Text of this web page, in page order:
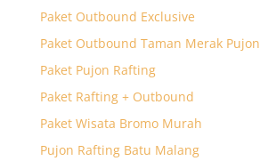
Paket Outbound Exclusive
Paket Outbound Taman Merak Pujon
Paket Pujon Rafting
Paket Rafting + Outbound
Paket Wisata Bromo Murah
Pujon Rafting Batu Malang